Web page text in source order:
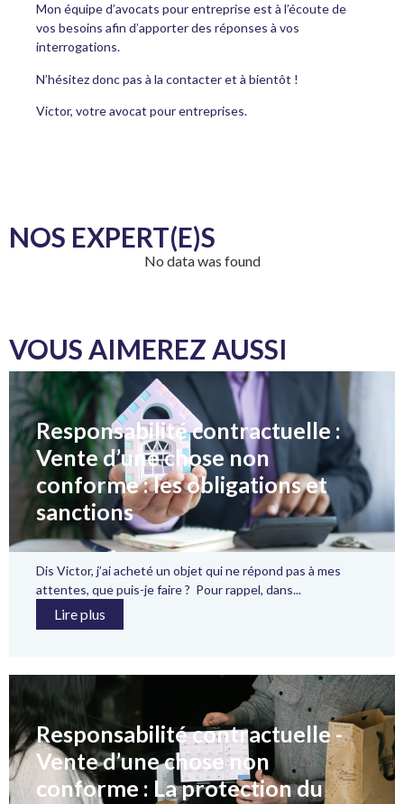
Mon équipe d’avocats pour entreprise est à l’écoute de
vos besoins afin d’apporter des réponses à vos
interrogations.
N’hésitez donc pas à la contacter et à bientôt !
Victor, votre avocat pour entreprises.
NOS EXPERT(E)S
No data was found
VOUS AIMEREZ AUSSI
Responsabilité contractuelle :
Vente d’une chose non
conforme : les obligations et
sanctions
Dis Victor, j’ai acheté un objet qui ne répond pas à mes
attentes, que puis-je faire ? Pour rappel, dans...
Lire plus
Responsabilité contractuelle -
Vente d’une chose non
conforme : La protection du